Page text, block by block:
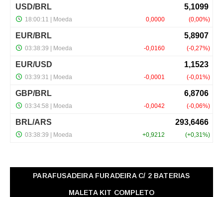
PARAFUSADEIRA FURADEIRA C/ 2 BATERIAS
MALETA KIT COMPLETO